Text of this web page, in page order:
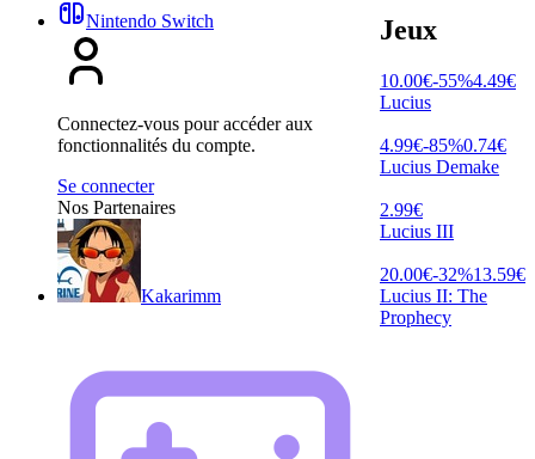
Nintendo Switch
Connectez-vous pour accéder aux
fonctionnalités du compte.
Se connecter
Nos Partenaires
Kakarimm
Jeux
10.00€-55%4.49€
Lucius
4.99€-85%0.74€
Lucius Demake
2.99€
Lucius III
20.00€-32%13.59€
Lucius II: The
Prophecy